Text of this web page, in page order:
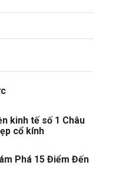
kinh tế số 1 Châu
cổ kính
Phá 15 Điểm Đến